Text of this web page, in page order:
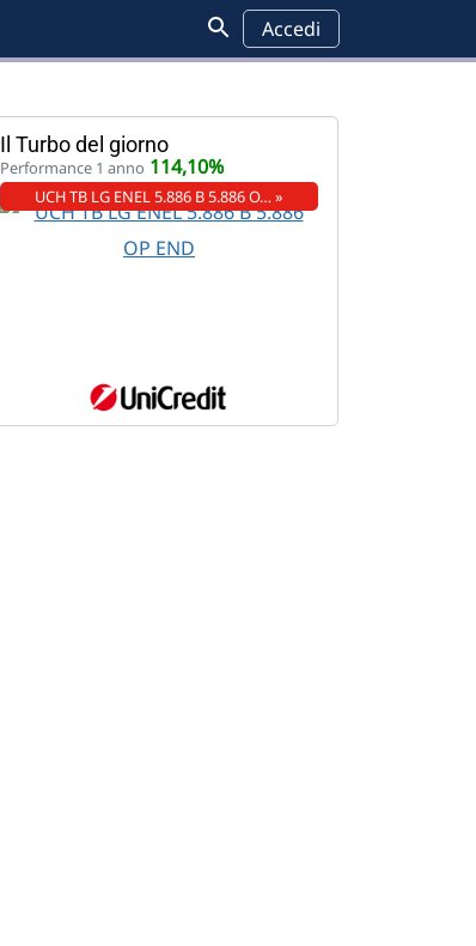
Accedi
Il Turbo del giorno
Performance 1 anno 114,10%
UCH TB LG ENEL 5.886 B 5.886 O… »